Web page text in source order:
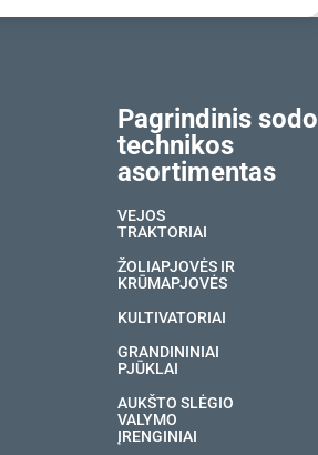
Pagrindinis sodo
technikos
asortimentas
VEJOS
TRAKTORIAI
ŽOLIAPJOVĖS IR
KRŪMAPJOVĖS
KULTIVATORIAI
GRANDININIAI
PJŪKLAI
AUKŠTO SLĖGIO
VALYMO
ĮRENGINIAI